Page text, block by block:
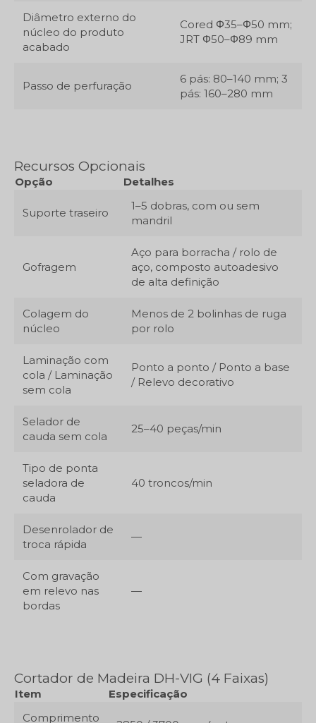
Diâmetro externo do
núcleo do produto
acabado
Cored Φ35–Φ50 mm;
JRT Φ50–Φ89 mm
Passo de perfuração
6 pás: 80–140 mm; 3
pás: 160–280 mm
Recursos Opcionais
Opção Detalhes
Suporte traseiro
1–5 dobras, com ou sem
mandril
Gofragem
Aço para borracha / rolo de
aço, composto autoadesivo
de alta definição
Colagem do
núcleo
Menos de 2 bolinhas de ruga
por rolo
Laminação com
cola / Laminação
sem cola
Ponto a ponto / Ponto a base
/ Relevo decorativo
Selador de
cauda sem cola
25–40 peças/min
Tipo de ponta
seladora de
cauda
40 troncos/min
Desenrolador de
troca rápida
—
Com gravação
em relevo nas
bordas
—
Cortador de Madeira DH-VIG (4 Faixas)
Item
Especificação
Comprimento